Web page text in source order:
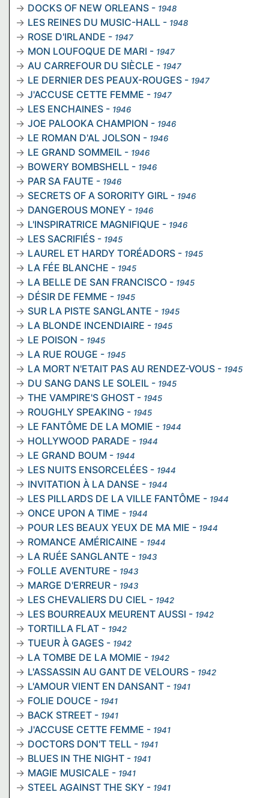
DOCKS OF NEW ORLEANS - 1948
LES REINES DU MUSIC-HALL - 1948
ROSE D'IRLANDE - 1947
MON LOUFOQUE DE MARI - 1947
AU CARREFOUR DU SIÈCLE - 1947
LE DERNIER DES PEAUX-ROUGES - 1947
J'ACCUSE CETTE FEMME - 1947
LES ENCHAINES - 1946
JOE PALOOKA CHAMPION - 1946
LE ROMAN D'AL JOLSON - 1946
LE GRAND SOMMEIL - 1946
BOWERY BOMBSHELL - 1946
PAR SA FAUTE - 1946
SECRETS OF A SORORITY GIRL - 1946
DANGEROUS MONEY - 1946
L'INSPIRATRICE MAGNIFIQUE - 1946
LES SACRIFIÉS - 1945
LAUREL ET HARDY TORÉADORS - 1945
LA FÉE BLANCHE - 1945
LA BELLE DE SAN FRANCISCO - 1945
DÉSIR DE FEMME - 1945
SUR LA PISTE SANGLANTE - 1945
LA BLONDE INCENDIAIRE - 1945
LE POISON - 1945
LA RUE ROUGE - 1945
LA MORT N'ETAIT PAS AU RENDEZ-VOUS - 1945
DU SANG DANS LE SOLEIL - 1945
THE VAMPIRE'S GHOST - 1945
ROUGHLY SPEAKING - 1945
LE FANTÔME DE LA MOMIE - 1944
HOLLYWOOD PARADE - 1944
LE GRAND BOUM - 1944
LES NUITS ENSORCELÉES - 1944
INVITATION À LA DANSE - 1944
LES PILLARDS DE LA VILLE FANTÔME - 1944
ONCE UPON A TIME - 1944
POUR LES BEAUX YEUX DE MA MIE - 1944
ROMANCE AMÉRICAINE - 1944
LA RUÉE SANGLANTE - 1943
FOLLE AVENTURE - 1943
MARGE D'ERREUR - 1943
LES CHEVALIERS DU CIEL - 1942
LES BOURREAUX MEURENT AUSSI - 1942
TORTILLA FLAT - 1942
TUEUR À GAGES - 1942
LA TOMBE DE LA MOMIE - 1942
L'ASSASSIN AU GANT DE VELOURS - 1942
L'AMOUR VIENT EN DANSANT - 1941
FOLIE DOUCE - 1941
BACK STREET - 1941
J'ACCUSE CETTE FEMME - 1941
DOCTORS DON'T TELL - 1941
BLUES IN THE NIGHT - 1941
MAGIE MUSICALE - 1941
STEEL AGAINST THE SKY - 1941